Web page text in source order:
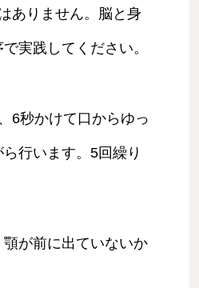
ありません。脳と身
実践してください。
6秒かけて口からゆっ
行います。5回繰り
が前に出ていないか